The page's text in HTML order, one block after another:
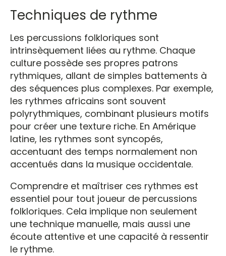
Techniques de rythme
Les percussions folkloriques sont
intrinsèquement liées au rythme. Chaque
culture possède ses propres patrons
rythmiques, allant de simples battements à
des séquences plus complexes. Par exemple,
les rythmes africains sont souvent
polyrythmiques, combinant plusieurs motifs
pour créer une texture riche. En Amérique
latine, les rythmes sont syncopés,
accentuant des temps normalement non
accentués dans la musique occidentale.
Comprendre et maîtriser ces rythmes est
essentiel pour tout joueur de percussions
folkloriques. Cela implique non seulement
une technique manuelle, mais aussi une
écoute attentive et une capacité à ressentir
le rythme.